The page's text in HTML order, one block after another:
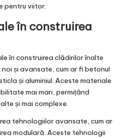
pentru viitor.
în construirea
în construirea clădirilor înalte
și avansate, cum ar fi betonul
și aluminiul. Aceste materiale
mai mari, permițând
și mai complexe.
tehnologiilor avansate, cum ar
modulară. Aceste tehnologii